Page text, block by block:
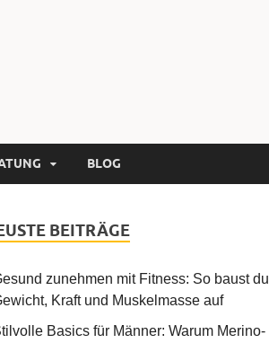
BLOG
BEITRÄGE
zunehmen mit Fitness: So baust du
Kraft und Muskelmasse auf
Basics für Männer: Warum Merino-